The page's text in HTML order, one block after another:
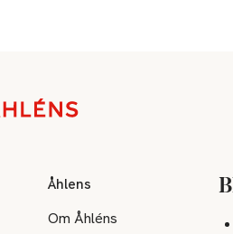
Åhlens
Om Åhléns